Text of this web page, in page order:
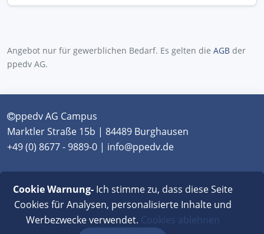
Angebot nur für gewerblichen Bedarf. Es gelten die AGB der
ppedv AG.
ppedv AG Campus
Marktler Straße 15b | 84489 Burghausen
+49 (0) 8677 - 9889-0 | info@ppedv.de
Classroom
|Impressum|Datenschutz|FAQ
Cookie Warnung-Ich stimme zu, dass diese Seite
Cookies für Analysen, personalisierte Inhalte und
Werbezwecke verwendet. Cookies ablehnen